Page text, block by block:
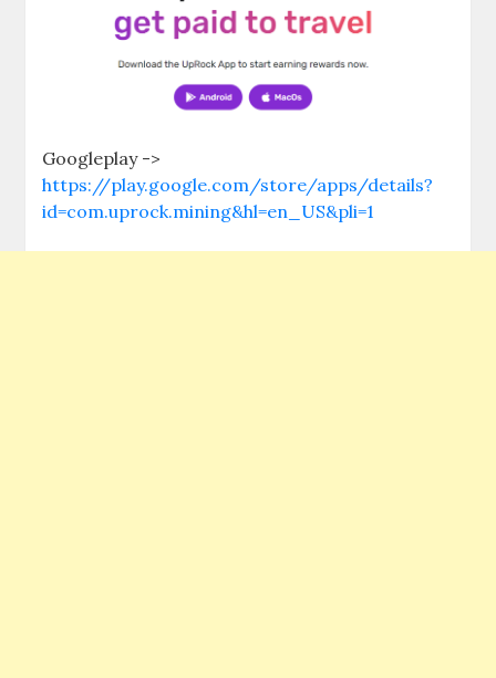
Googleplay ->
https://play.google.com/store/apps/details?
id=com.uprock.mining&hl=en_US&pli=1